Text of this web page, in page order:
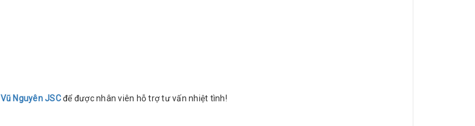
Vũ Nguyên JSCđể được nhân viên hỗ trợ tư vấn nhiệt tình!